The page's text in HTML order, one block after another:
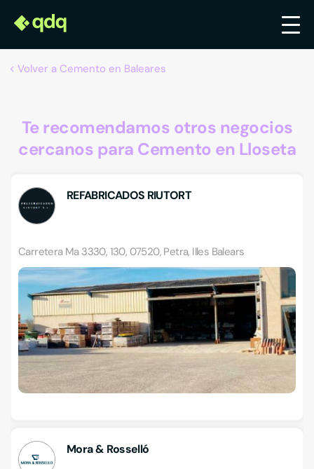
Volver a Cemento en Baleares
Te recomendamos otros negocios
cercanos para Cemento en Lloseta
REFABRICADOS RIUTORT
Carretera Ma 3330, 130, 07520, Petra, Illes Balears
Mora & Rosselló